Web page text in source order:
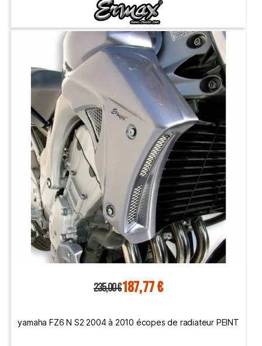
235,00 €187,77 €
yamaha FZ6 N S2 2004 à 2010 écopes de radiateur PEINT